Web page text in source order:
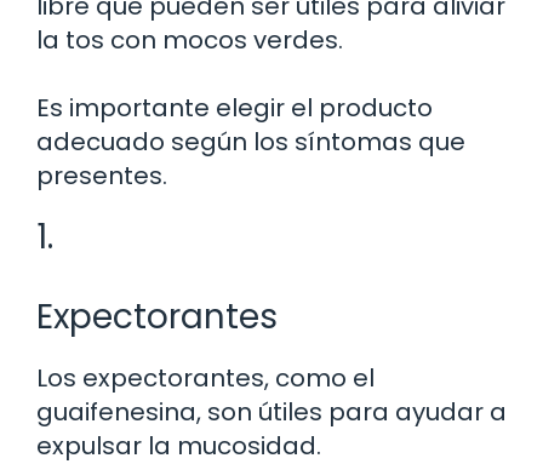
la tos con mocos verdes.
Es importante elegir el producto
adecuado según los síntomas que
presentes.
1.
Expectorantes
Los expectorantes, como el
guaifenesina, son útiles para ayudar a
expulsar la mucosidad.